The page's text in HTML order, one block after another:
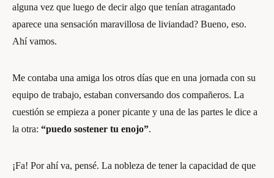
alguna vez que luego de decir algo que tenían atragantado
aparece una sensación maravillosa de liviandad? Bueno, eso.
Ahí vamos.
Me contaba una amiga los otros días que en una jornada con su
equipo de trabajo, estaban conversando dos compañeros. La
cuestión se empieza a poner picante y una de las partes le dice a
la otra: “puedo sostener tu enojo”.
¡Fa! Por ahí va, pensé. La nobleza de tener la capacidad de que